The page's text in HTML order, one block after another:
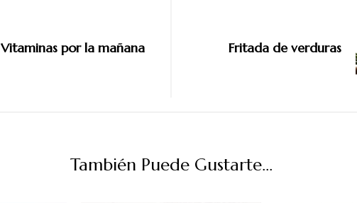
Vitaminas por la mañana Fritada de verduras
También Puede Gustarte...